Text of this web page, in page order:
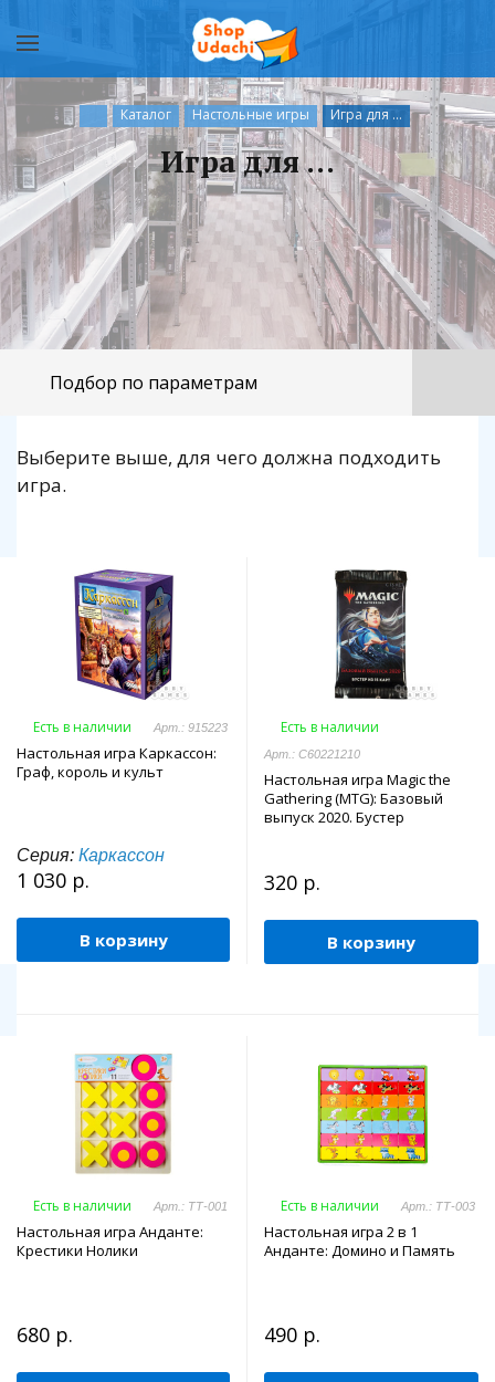
Каталог Настольные игры Игра для ...
Игра для ...
Для семьи
Для вечеринки
Для компании
Для двоих
Подбор по параметрам
Выберите выше, для чего должна подходить
игра.
Есть в наличии Арт.: 915223
Настольная игра Каркассон:
Граф, король и культ
Серия: Каркассон
1 030 р.
В корзину
Есть в наличии
Арт.: C60221210
Настольная игра Magic the
Gathering (MTG): Базовый
выпуск 2020. Бустер
320 р.
В корзину
Есть в наличии Арт.: ТТ-001
Настольная игра Анданте:
Крестики Нолики
680 р.
Есть в наличии Арт.: ТТ-003
Настольная игра 2 в 1
Анданте: Домино и Память
490 р.